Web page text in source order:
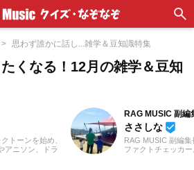
思わず誰かに話し...雑学＆豆知識特集
くなる！12月の雑学＆豆知
トーンを始め、
アニソン、ドラ
RAG MUSIC 副編
ささしな beenhere
RAG MUSIC 副編
ファクトチェッカ